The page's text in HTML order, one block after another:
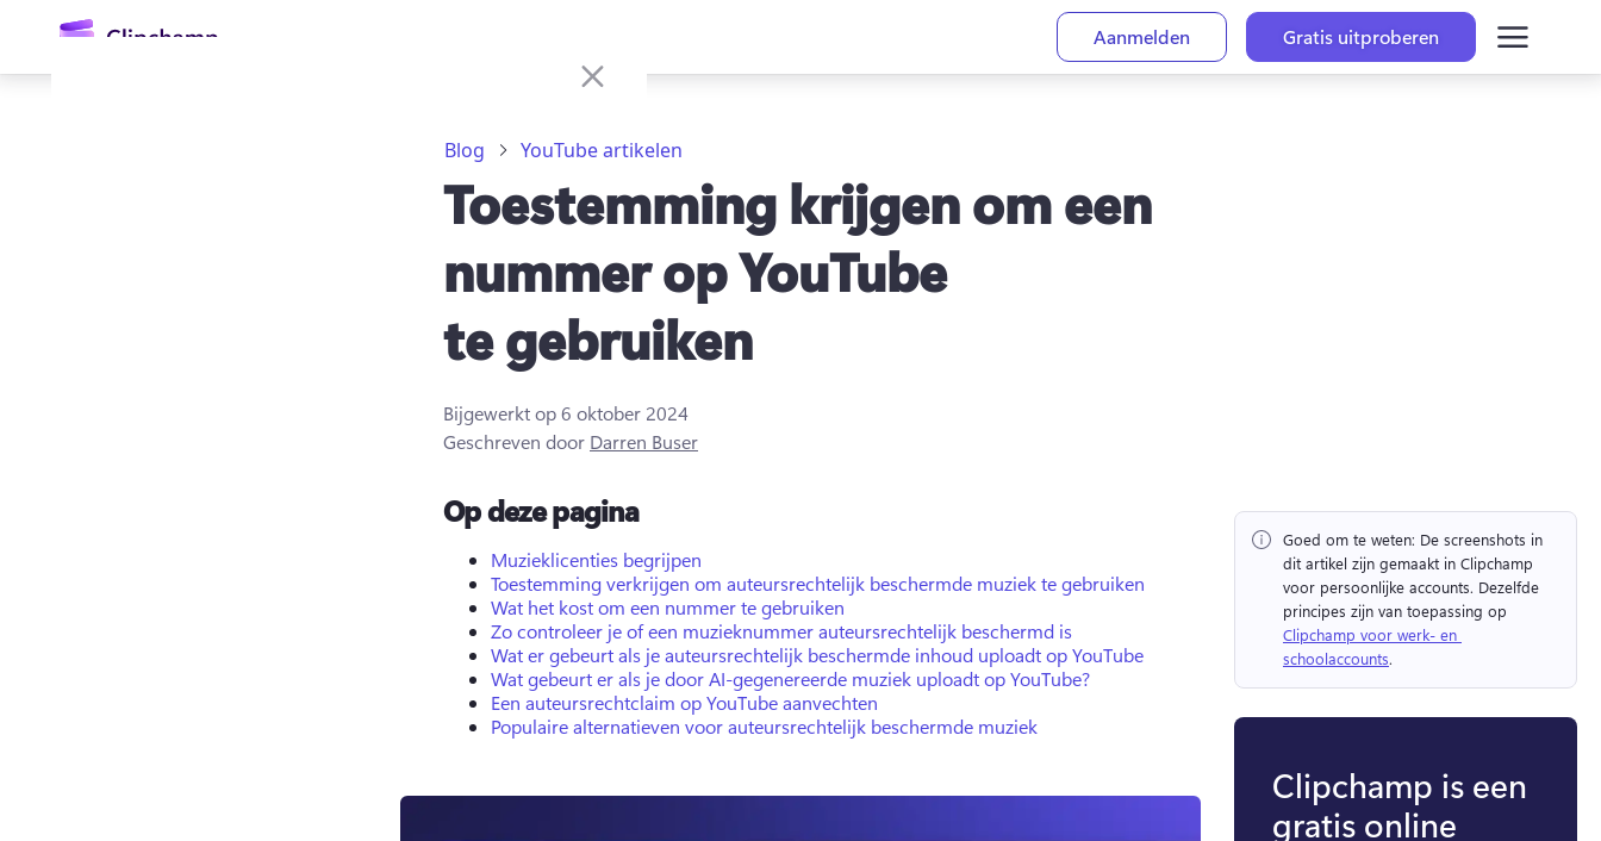
Aanmelden
Gratis uitproberen
Blog YouTube artikelen
Toestemming krijgen om een
nummer op YouTube
te gebruiken
Bijgewerkt op6 oktober 2024
Geschreven door Darren Buser
Op deze pagina
Muzieklicenties begrijpen
Toestemming verkrijgen om auteursrechtelijk beschermde muziek te gebruiken
Wat het kost om een nummer te gebruiken
Zo controleer je of een muzieknummer auteursrechtelijk beschermd is
Wat er gebeurt als je auteursrechtelijk beschermde inhoud uploadt op YouTube
Wat gebeurt er als je door AI-gegenereerde muziek uploadt op YouTube?
Een auteursrechtclaim op YouTube aanvechten
Populaire alternatieven voor auteursrechtelijk beschermde muziek
Goed om te weten: De screenshots in
dit artikel zijn gemaakt in Clipchamp
voor persoonlijke accounts. Dezelfde
Clipchamp voor werk- en
schoolaccounts.
Clipchamp is een
gratis online